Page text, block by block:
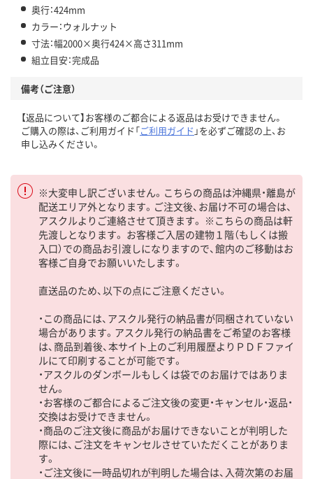
奥行：424mm
カラー：ウォルナット
寸法：幅2000×奥行424×高さ311mm
組立目安：完成品
備考（ご注意）
【返品について】お客様のご都合による返品はお受けできません。
ご購入の際は、ご利用ガイド「ご利用ガイド 」を必ずご確認の上、お
申し込みください。
※大変申し訳ございません。こちらの商品は沖縄県・離島が
配送エリア外となります。ご注文後、お届け不可の場合は、
アスクルよりご連絡させて頂きます。 ※こちらの商品は軒
先渡しとなります。 お客様ご入居の建物１階（もしくは搬
入口）での商品お引渡しになりますので、館内のご移動はお
客様ご自身でお願いいたします。
直送品のため、以下の点にご注意ください。
・この商品には、アスクル発行の納品書が同梱されていない
場合があります。アスクル発行の納品書をご希望のお客様
は、商品到着後、本サイト上のご利用履歴よりＰＤＦファイ
ルにて印刷することが可能です。
・アスクルのダンボールもしくは袋でのお届けではありま
せん。
・お客様のご都合によるご注文後の変更・キャンセル・返品・
交換はお受けできません。
・商品のご注文後に商品がお届けできないことが判明した
際には、ご注文をキャンセルさせていただくことがありま
す。
・ご注文後に一時品切れが判明した場合は、入荷次第のお届